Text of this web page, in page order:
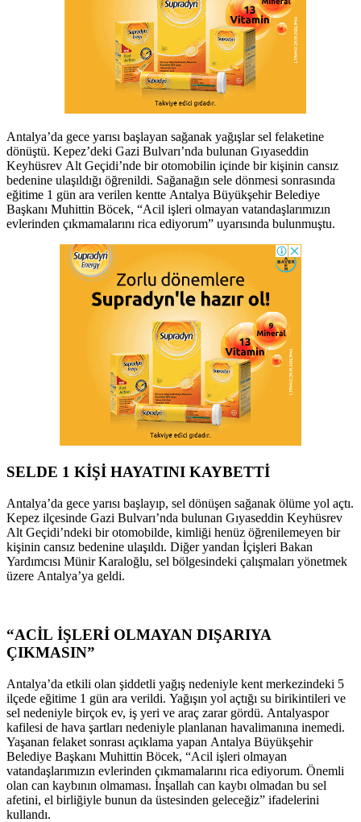
Antalya’da gece yarısı başlayan sağanak yağışlar sel felaketine
dönüştü. Kepez’deki Gazi Bulvarı’nda bulunan Gıyaseddin
Keyhüsrev Alt Geçidi’nde bir otomobilin içinde bir kişinin cansız
bedenine ulaşıldığı öğrenildi. Sağanağın sele dönmesi sonrasında
eğitime 1 gün ara verilen kentte Antalya Büyükşehir Belediye
Başkanı Muhittin Böcek, “Acil işleri olmayan vatandaşlarımızın
evlerinden çıkmamalarını rica ediyorum” uyarısında bulunmuştu.
SELDE 1 KİŞİ HAYATINI KAYBETTİ
Antalya’da gece yarısı başlayıp, sel dönüşen sağanak ölüme yol açtı.
Kepez ilçesinde Gazi Bulvarı’nda bulunan Gıyaseddin Keyhüsrev
Alt Geçidi’ndeki bir otomobilde, kimliği henüz öğrenilemeyen bir
kişinin cansız bedenine ulaşıldı. Diğer yandan İçişleri Bakan
Yardımcısı Münir Karaloğlu, sel bölgesindeki çalışmaları yönetmek
üzere Antalya’ya geldi.
“ACİL İŞLERİ OLMAYAN DIŞARIYA
ÇIKMASIN”
Antalya’da etkili olan şiddetli yağış nedeniyle kent merkezindeki 5
ilçede eğitime 1 gün ara verildi. Yağışın yol açtığı su birikintileri ve
sel nedeniyle birçok ev, iş yeri ve araç zarar gördü. Antalyaspor
kafilesi de hava şartları nedeniyle planlanan havalimanına inemedi.
Yaşanan felaket sonrası açıklama yapan Antalya Büyükşehir
Belediye Başkanı Muhittin Böcek, “Acil işleri olmayan
vatandaşlarımızın evlerinden çıkmamalarını rica ediyorum. Önemli
olan can kaybının olmaması. İnşallah can kaybı olmadan bu sel
afetini, el birliğiyle bunun da üstesinden geleceğiz” ifadelerini
kullandı.